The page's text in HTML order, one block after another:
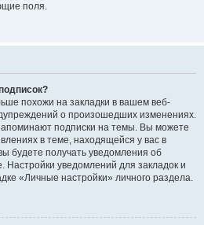
поля.
похожи на закладки в вашем веб-
о произошедших изменениях.
подписки на темы. Вы можете
в теме, находящейся у вас в
будете получать уведомления об
уведомлений для закладок и
«Личные настройки» личного раздела.